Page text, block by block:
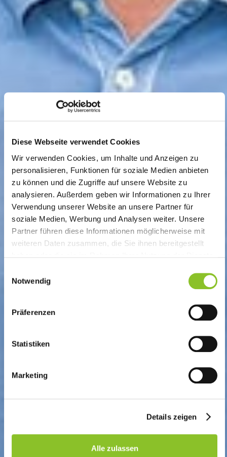
Diese Webseite verwendet Cookies
Wir verwenden Cookies, um Inhalte und Anzeigen zu
personalisieren, Funktionen für soziale Medien anbieten
zu können und die Zugriffe auf unsere Website zu
analysieren. Außerdem geben wir Informationen zu Ihrer
Verwendung unserer Website an unsere Partner für
soziale Medien, Werbung und Analysen weiter. Unsere
Partner führen diese Informationen möglicherweise mit
weiteren Daten zusammen, die Sie ihnen bereitgestellt
Notwendig
Präferenzen
Statistiken
Marketing
Details zeigen
Alle zulassen